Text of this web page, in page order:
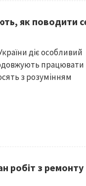
як поводити
діє особливий
працювати
з розумінням
робіт з ремонту